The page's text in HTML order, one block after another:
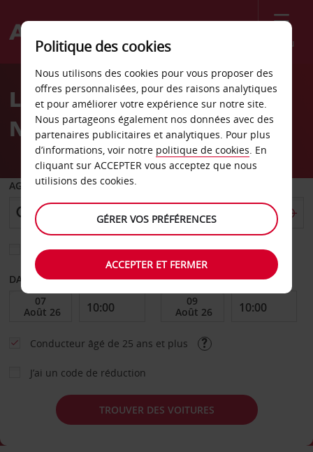
Menu
Welcome
AvisLocation de voiture à
Newcastle
AGENCE DE DÉPART
Sélectionnez une autre agence de retour
DATE DE DÉBUT DATE DE FIN
Conducteur âgé de 25 ans et plus
J’ai un code de réduction
TROUVER DES VOITURES
Politique des cookies
Nous utilisons des cookies pour vous proposer des
offres personnalisées, pour des raisons analytiques
et pour améliorer votre expérience sur notre site.
Nous partageons également nos données avec des
partenaires publicitaires et analytiques. Pour plus
d’informations, voir notre politique de cookies. En
cliquant sur ACCEPTER vous acceptez que nous
utilisions des cookies.
GÉRER VOS PRÉFÉRENCES
ACCEPTER ET FERMER